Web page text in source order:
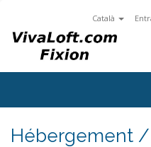
Català
Hébergement